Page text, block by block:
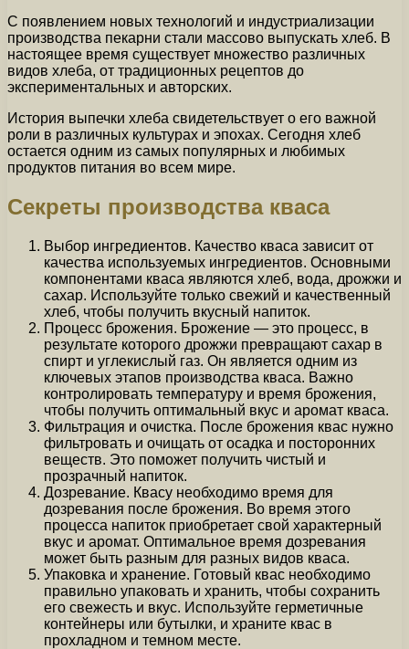
С появлением новых технологий и индустриализации
производства пекарни стали массово выпускать хлеб. В
настоящее время существует множество различных
видов хлеба, от традиционных рецептов до
экспериментальных и авторских.
История выпечки хлеба свидетельствует о его важной
роли в различных культурах и эпохах. Сегодня хлеб
остается одним из самых популярных и любимых
продуктов питания во всем мире.
Секреты производства кваса
Выбор ингредиентов. Качество кваса зависит от
качества используемых ингредиентов. Основными
компонентами кваса являются хлеб, вода, дрожжи и
сахар. Используйте только свежий и качественный
хлеб, чтобы получить вкусный напиток.
Процесс брожения. Брожение — это процесс, в
результате которого дрожжи превращают сахар в
спирт и углекислый газ. Он является одним из
ключевых этапов производства кваса. Важно
контролировать температуру и время брожения,
чтобы получить оптимальный вкус и аромат кваса.
Фильтрация и очистка. После брожения квас нужно
фильтровать и очищать от осадка и посторонних
веществ. Это поможет получить чистый и
прозрачный напиток.
Дозревание. Квасу необходимо время для
дозревания после брожения. Во время этого
процесса напиток приобретает свой характерный
вкус и аромат. Оптимальное время дозревания
может быть разным для разных видов кваса.
Упаковка и хранение. Готовый квас необходимо
правильно упаковать и хранить, чтобы сохранить
его свежесть и вкус. Используйте герметичные
контейнеры или бутылки, и храните квас в
прохладном и темном месте.